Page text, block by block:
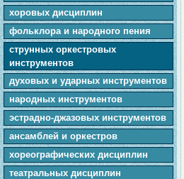
хоровых дисциплин
фольклора и народного пения
cтpунныx оркестровых
инструментов
духовых и ударных инструментов
народных инструментов
эстрадно-джазовых инструментов
ансамблей и оркестров
хореографических дисциплин
театральных дисциплин